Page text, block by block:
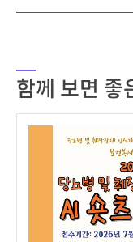
함께 보면 좋